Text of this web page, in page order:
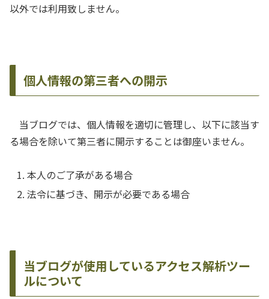
以外では利用致しません。
個人情報の第三者への開示
当ブログでは、個人情報を適切に管理し、以下に該当す
る場合を除いて第三者に開示することは御座いません。
本人のご了承がある場合
法令に基づき、開示が必要である場合
当ブログが使用しているアクセス解析ツー
ルについて